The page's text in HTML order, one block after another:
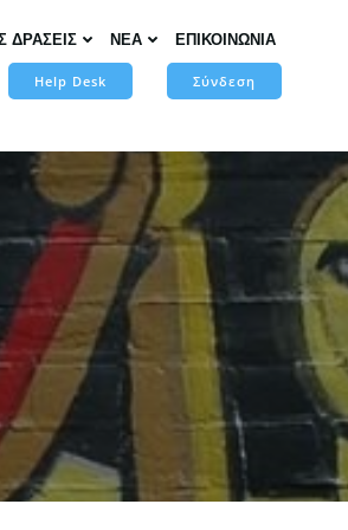
ΔΡΑΣΕΙΣ ΝΕΑ ΕΠΙΚΟΙΝΩΝΙΑ
Help Desk Σύνδεση